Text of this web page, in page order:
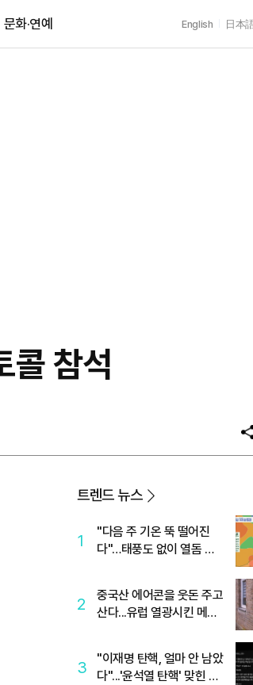
문화·연예 English 日本
콜 참석
트렌드 뉴스
1
"다음 주 기온 뚝 떨어진
다"…태풍도 없이 열돔 박
2
중국산 에어콘을 웃돈 주고
산다...유럽 열광시킨 메이
3
"이재명 탄핵, 얼마 안 남았
다"...'윤석열 탄핵' 맞힌 무